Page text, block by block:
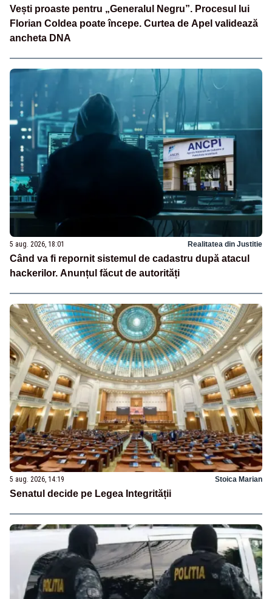
Vești proaste pentru „Generalul Negru”. Procesul lui
Florian Coldea poate începe. Curtea de Apel validează
ancheta DNA
5 aug. 2026, 18:01 Realitatea din Justitie
Când va fi repornit sistemul de cadastru după atacul
hackerilor. Anunțul făcut de autorități
5 aug. 2026, 14:19 Stoica Marian
Senatul decide pe Legea Integrității